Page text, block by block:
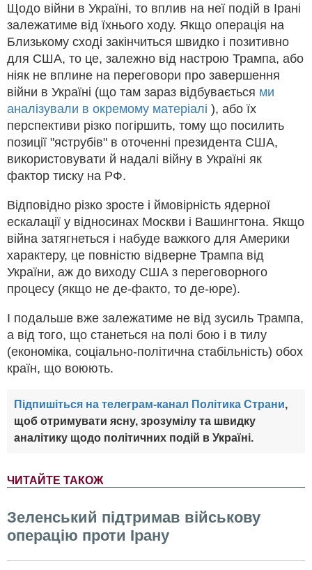
Щодо війни в Україні, то вплив на неї подій в Ірані
залежатиме від їхнього ходу. Якщо операція на
Близькому сході закінчиться швидко і позитивно
для США, то це, залежно від настрою Трампа, або
ніяк не вплине на переговори про завершення
війни в Україні (що там зараз відбувається ми
аналізували в окремому матеріалі ), або їх
перспективи різко погіршить, тому що посилить
позиції "яструбів" в оточенні президента США,
використовувати й надалі війну в Україні як
фактор тиску на РФ.
Відповідно різко зросте і ймовірність ядерної
ескалації у відносинах Москви і Вашингтона. Якщо
війна затягнеться і набуде важкого для Америки
характеру, це повністю відверне Трампа від
України, аж до виходу США з переговорного
процесу (якщо не де-факто, то де-юре).
І подальше вже залежатиме не від зусиль Трампа,
а від того, що станеться на полі бою і в тилу
(економіка, соціально-політична стабільність) обох
країн, що воюють.
Підпишіться на телеграм-канал Політика Страни,
щоб отримувати ясну, зрозумілу та швидку
аналітику щодо політичних подій в Україні.
ЧИТАЙТЕ ТАКОЖ
Зеленський підтримав військову
операцію проти Ірану